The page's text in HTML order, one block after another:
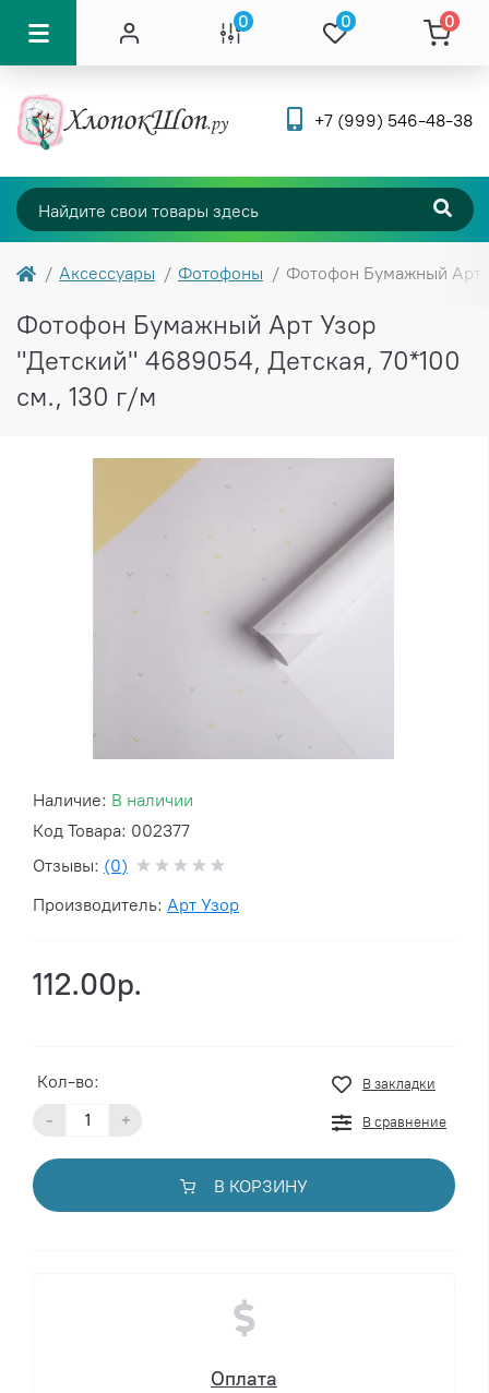
0 0 0
+7 (999) 546-48-38
Аксессуары Фотофоны Фотофон Бумажный Арт
Фотофон Бумажный Арт Узор
"Детский" 4689054, Детская, 70*100
см., 130 г/м
Наличие: В наличии
Код Товара: 002377
Отзывы: (0)
Производитель: Арт Узор
112.00р.
Кол-во:
- +
В закладки
В сравнение
В КОРЗИНУ
Оплата